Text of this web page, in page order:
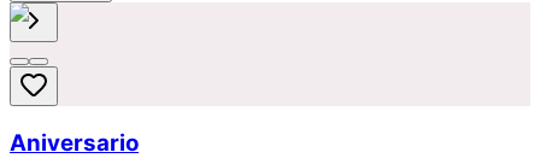
Aniversario